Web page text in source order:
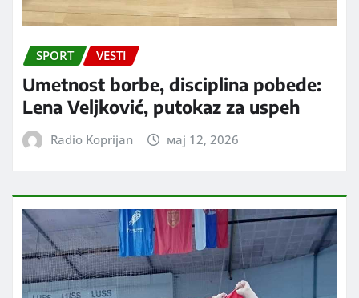
SPORT VESTI
Umetnost borbe, disciplina pobede:
Lena Veljković, putokaz za uspeh
Radio Koprijan мај 12, 2026